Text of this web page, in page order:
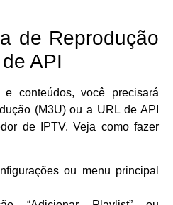
de Reprodução
API
conteúdos, você precisará
(M3U) ou a URL de API
de IPTV. Veja como fazer
ou menu principal